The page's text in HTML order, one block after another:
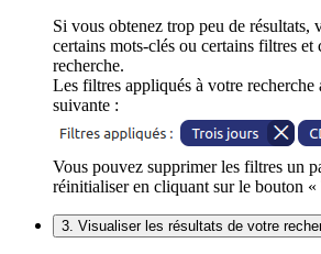
Si vous obtenez trop peu de résultats,
certains mots-clés ou certains filtres et
recherche.
Les filtres appliqués à votre recherche
suivante :
Vous pouvez supprimer les filtres un
réinitialiser en cliquant sur le bouton
3. Visualiser les résultats de votre